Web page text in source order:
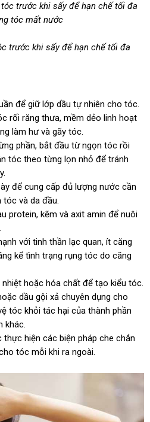
trước khi sấy để hạn chế tối đa
tóc mất nước
trước khi sấy để hạn chế tối đa
để giữ lớp dầu tự nhiên cho tóc.
rối răng thưa, mềm dẻo linh hoạt
làm hư và gãy tóc.
phần, bắt đầu từ ngọn tóc rồi
tóc theo từng lọn nhỏ để tránh
để cung cấp đủ lượng nước cần
và da đầu.
protein, kẽm và axit amin để nuôi
với tinh thần lạc quan, ít căng
kể tình trạng rụng tóc do căng
hoặc hóa chất để tạo kiểu tóc.
dầu gội xả chuyên dụng cho
tóc khỏi tác hại của thành phần
khác.
thực hiện các biện pháp che chắn
tóc mỗi khi ra ngoài.